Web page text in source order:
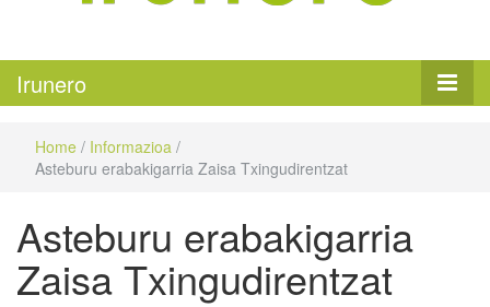
Irunero
Home / Informazioa /
Asteburu erabakigarria Zaisa Txingudirentzat
Asteburu erabakigarria
Zaisa Txingudirentzat